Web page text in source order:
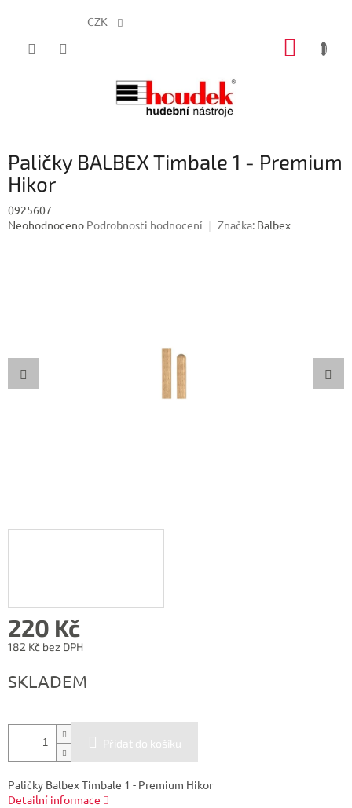
CZK
Paličky BALBEX Timbale 1 - Premium
Hikor
0925607
Průměrné
Neohodnoceno Podrobnosti hodnocení Značka: Balbex
220 Kč
182 Kč bez DPH
cena:
SKLADEM
Přidat do košíku
Paličky Balbex Timbale 1 - Premium Hikor
Detailní informace